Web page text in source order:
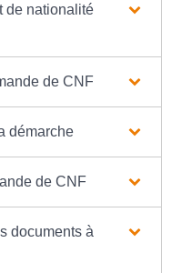
de nationalité
de CNF
démarche
de CNF
documents à